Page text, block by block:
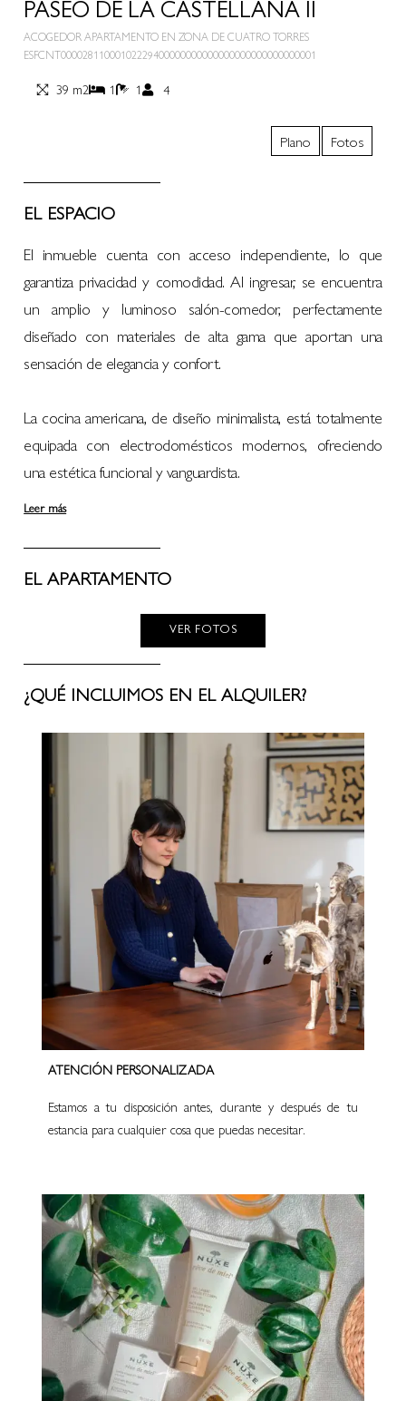
PASEO DE LA CASTELLANA II
ACOGEDOR APARTAMENTO EN ZONA DE CUATRO TORRES
ESFCNT00002811000102229400000000000000000000000000001
39 m2 1 1 4
Plano Fotos
EL ESPACIO
El inmueble cuenta con acceso independiente, lo que
garantiza privacidad y comodidad. Al ingresar, se encuentra
un amplio y luminoso salón-comedor, perfectamente
diseñado con materiales de alta gama que aportan una
sensación de elegancia y confort.
La cocina americana, de diseño minimalista, está totalmente
equipada con electrodomésticos modernos, ofreciendo
una estética funcional y vanguardista.
Leer más
EL APARTAMENTO
VER FOTOS
¿QUÉ INCLUIMOS EN EL ALQUILER?
ATENCIÓN PERSONALIZADA
Estamos a tu disposición antes, durante y después de tu
estancia para cualquier cosa que puedas necesitar.